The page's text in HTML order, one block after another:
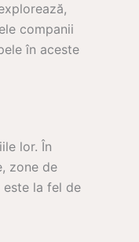
companii
în aceste
lor. În
zone de
este la fel de